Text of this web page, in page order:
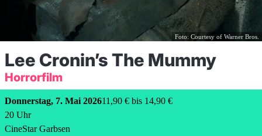
Foto: Courtesy of Warner Bros.
Lee Cronin’s The Mummy
Horrorfilm
Donnerstag, 7. Mai 2026
20 Uhr
CineStar Garbsen
11,90 € bis 14,90 €